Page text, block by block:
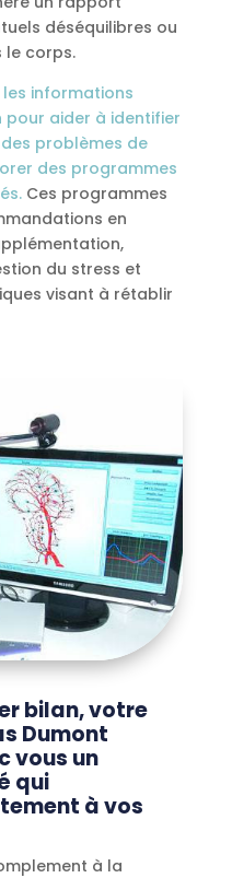
déséquilibres ou
le corps.
informations
pour aider à identifier
problèmes de
des programmes
Ces programmes
en
du stress et
visant à rétablir
bilan, votre
Dumont
vous un
qui
à vos
à la